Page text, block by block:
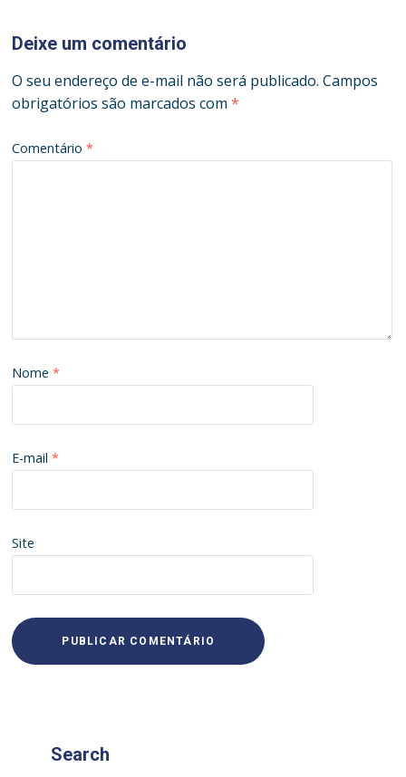
Deixe um comentário
O seu endereço de e-mail não será publicado. Campos
obrigatórios são marcados com*
Comentário*
Nome*
E-mail*
Site
Search